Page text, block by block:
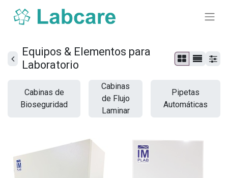
Equipos & Elementos para
Laboratorio
Cabinas de
Bioseguridad
Cabinas
de Flujo
Laminar
Pipetas
Automáticas